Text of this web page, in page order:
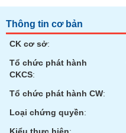
Thông tin cơ bản
CK cơ sở:
Tổ chức phát hành
CKCS:
Tổ chức phát hành CW:
Loại chứng quyền:
Tất cả Cổ phiếu
đạo
(-)
Tất cả Người nội bộ
Tin